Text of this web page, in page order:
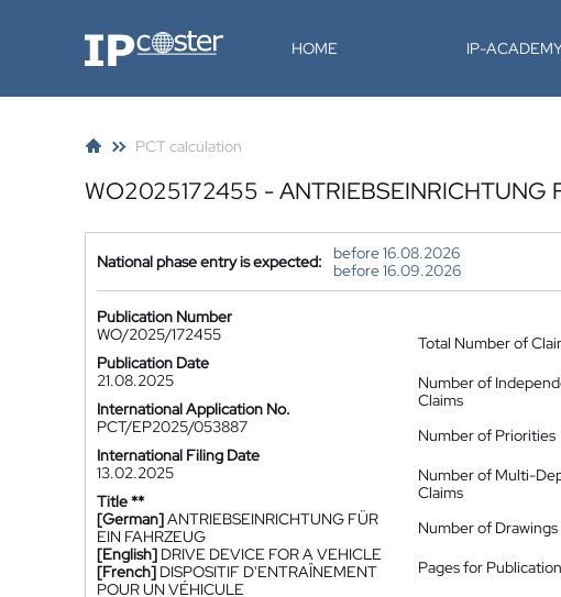
IP-Coster HOME IP-
PCT calculation
WO2025172455 - ANTRIEBSEINRICHTUNG
National phase entry is expected:
before 16.08.2026
before 16.09.2026
Publication Number
WO/2025/172455
Publication Date
21.08.2025
International Application No.
PCT/EP2025/053887
International Filing Date
13.02.2025
Title **
[German]ANTRIEBSEINRICHTUNG FÜR
EIN FAHRZEUG
[English] DRIVE DEVICE FOR A VEHICLE
[French] DISPOSITIF D'ENTRAÎNEMENT
POUR UN VÉHICULE
Total Number of
Number of
Claims
Number of Priorities
Number of Multi-
Claims
Number of Drawings
Pages for Publication